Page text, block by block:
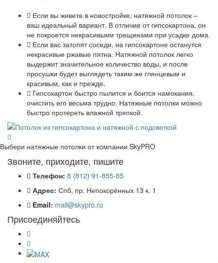
Если вы живете в новостройке, натяжной потолок –
ваш идеальный вариант. В отличие от гипсокартона, он
не покроется некрасивыми трещинами при усадке дома.
Если вас затопят соседи, на гипсокартоне останутся
некрасивые ржавые пятна. Натяжной потолок легко
выдержит значительное количество воды, и после
просушки будет выглядеть таким же глянцевым и
красивым, как и прежде.
Гипсокартон быстро пылится и боится намокания,
очистить его весьма трудно. Натяжные потолки можно
быстро протереть влажной тряпкой.
Выбери натяжные потолки от компании SkyPRO
Звоните, приходите, пишите
Телефон: 8 (812) 91-855-85
Адрес: Спб, пр. Непокорённых 13 к. 1
Email: mail@skypro.ru
Присоединяйтесь